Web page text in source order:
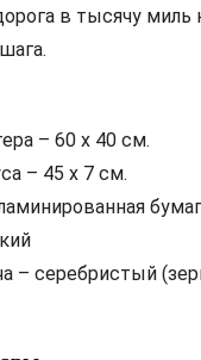
в тысячу миль
– 60 х 40 см.
– 45 х 7 см.
– серебристый